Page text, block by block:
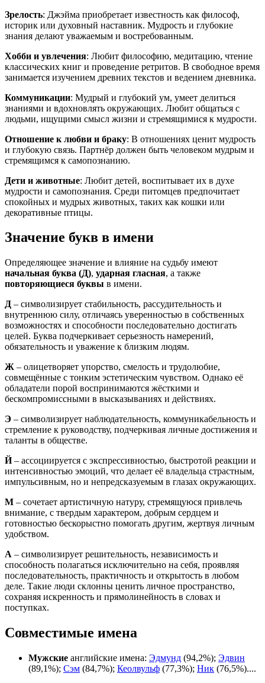
Зрелость: Джэйма приобретает известность как философ,
историк или духовный наставник. Мудрость и глубокие
знания делают уважаемым и востребованным.
Хобби и увлечения: Любит философию, медитацию, чтение
классических книг и проведение ретритов. В свободное время
занимается изучением древних текстов и ведением дневника.
Коммуникации: Мудрый и глубокий ум, умеет делиться
знаниями и вдохновлять окружающих. Любит общаться с
людьми, ищущими смысл жизни и стремящимися к мудрости.
Отношение к любви и браку: В отношениях ценит мудрость
и глубокую связь. Партнёр должен быть человеком мудрым и
стремящимся к самопознанию.
Дети и животные: Любит детей, воспитывает их в духе
мудрости и самопознания. Среди питомцев предпочитает
спокойных и мудрых животных, таких как кошки или
декоративные птицы.
Значение букв в имени
Определяющее значение и влияние на судьбу имеют
начальная буква (Д), ударная гласная, а также
повторяющиеся буквы в имени.
Д – символизирует стабильность, рассудительность и
внутреннюю силу, отличаясь уверенностью в собственных
возможностях и способности последовательно достигать
целей. Буква подчеркивает серьезность намерений,
обязательность и уважение к близким людям.
Ж – олицетворяет упорство, смелость и трудолюбие,
совмещённые с тонким эстетическим чувством. Однако её
обладатели порой воспринимаются жёсткими и
бескомпромиссными в высказываниях и действиях.
Э – символизирует наблюдательность, коммуникабельность и
стремление к руководству, подчеркивая личные достижения и
таланты в обществе.
Й– ассоциируется с экспрессивностью, быстротой реакции и
интенсивностью эмоций, что делает её владельца страстным,
импульсивным, но и непредсказуемым в глазах окружающих.
М – сочетает артистичную натуру, стремящуюся привлечь
внимание, с твердым характером, добрым сердцем и
готовностью бескорыстно помогать другим, жертвуя личным
удобством.
А – символизирует решительность, независимость и
способность полагаться исключительно на себя, проявляя
последовательность, практичность и открытость в любом
деле. Такие люди склонны ценить личное пространство,
сохраняя искренность и прямолинейность в словах и
поступках.
Совместимые имена
Мужские английские имена: Эдмунд (94,2%); Эдвин
(89,1%); Сэм (84,7%); Кеолвульф (77,3%); Ник (76,5%)....